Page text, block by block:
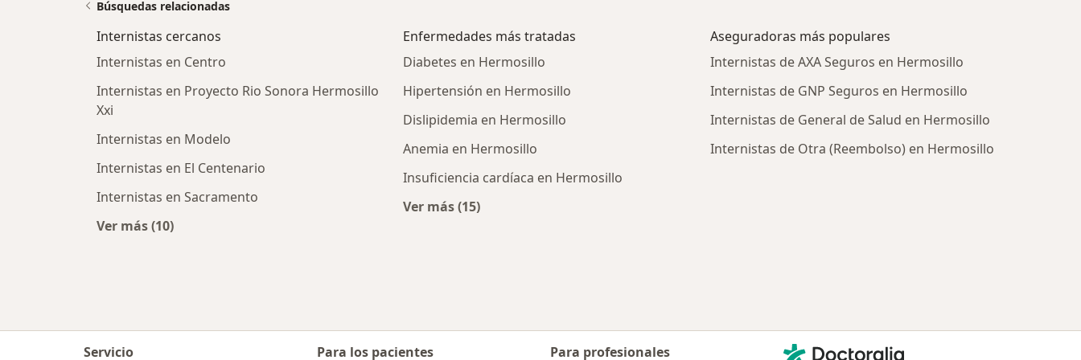
Búsquedas relacionadas
Internistas cercanos
Internistas en Centro
Internistas en Proyecto Rio Sonora Hermosillo
Xxi
Internistas en Modelo
Internistas en El Centenario
Internistas en Sacramento
Ver más (10)
Enfermedades más tratadas
Diabetes en Hermosillo
Hipertensión en Hermosillo
Dislipidemia en Hermosillo
Anemia en Hermosillo
Insuficiencia cardíaca en Hermosillo
Ver más (15)
Aseguradoras más populares
Internistas de AXA Seguros en Hermosillo
Internistas de GNP Seguros en Hermosillo
Internistas de General de Salud en Hermosillo
Internistas de Otra (Reembolso) en Hermosillo
Servicio Para los pacientes Para profesionales Doctoralia - Página de inicio